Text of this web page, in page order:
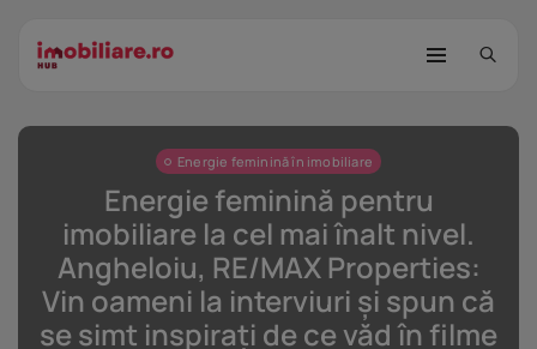
STUDIU Imobiliare.ro: Câtă încredere
Energie feminină în imobiliare
Energie feminină pentru
imobiliare la cel mai înalt nivel.
Angheloiu, RE/MAX Properties:
Vin oameni la interviuri și spun că
se simt inspirați de ce văd în filme